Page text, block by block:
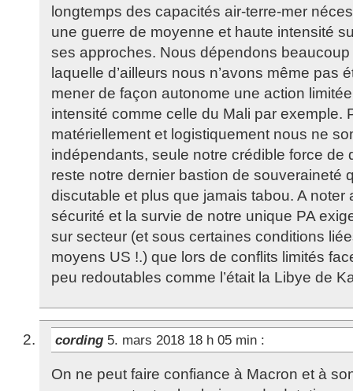
longtemps des capacités air-terre-mer
une guerre de moyenne et haute intensité
ses approches. Nous dépendons beaucoup
laquelle d’ailleurs nous n’avons même pas
mener de façon autonome une action
intensité comme celle du Mali par exemple.
matériellement et logistiquement nous ne
indépendants, seule notre crédible force de
reste notre dernier bastion de souveraineté
discutable et plus que jamais tabou. A noter
sécurité et la survie de notre unique PA
sur secteur (et sous certaines conditions
moyens US !.) que lors de conflits limités
peu redoutables comme l’était la Libye de
cording 5. mars 2018 18 h 05 min :
On ne peut faire confiance à Macron et à